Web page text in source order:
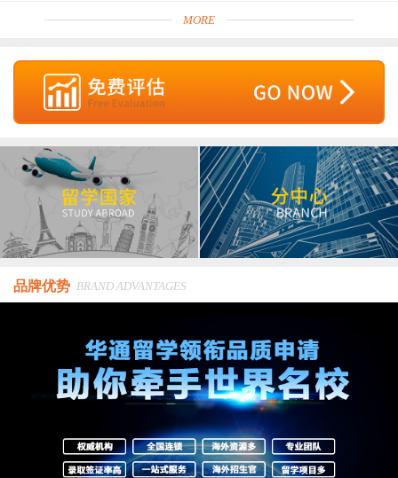
MORE
品牌优势 BRAND ADVANTAGES